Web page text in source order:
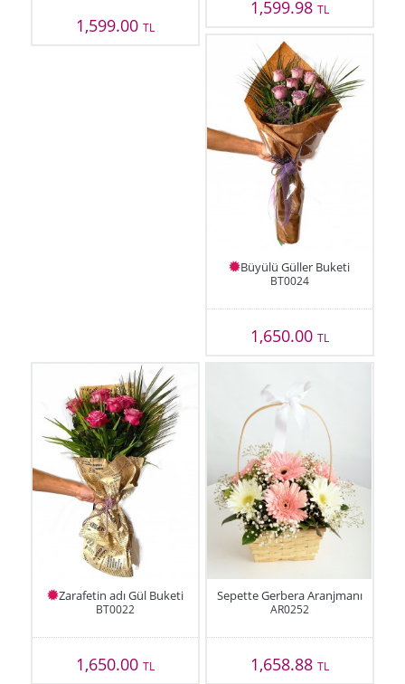
1,599.00TL
1,599.98 TL
Büyülü Güller Buketi
BT0024
1,650.00 TL
Zarafetin adı Gül Buketi
BT0022
1,650.00TL
Sepette Gerbera Aranjmanı
AR0252
1,658.88 TL